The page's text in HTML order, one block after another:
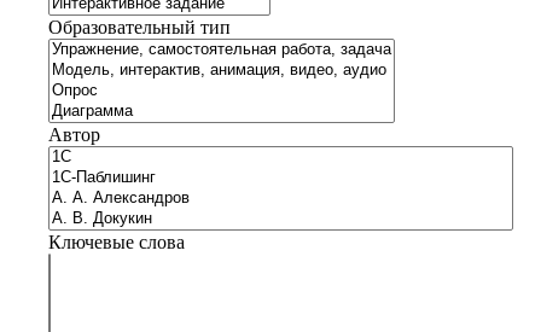
Образовательный тип
Автор
Ключевые слова